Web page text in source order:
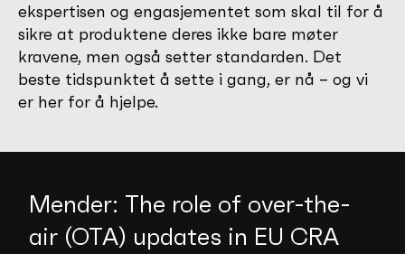
ekspertisen og engasjementet som skal til for å
sikre at produktene deres ikke bare møter
kravene, men også setter standarden. Det
beste tidspunktet å sette i gang, er nå – og vi
er her for å hjelpe.
Mender: The role of over-the-
air (OTA) updates in EU CRA